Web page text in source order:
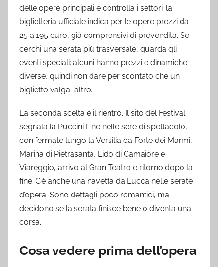
delle opere principali e controlla i settori: la
biglietteria ufficiale indica per le opere prezzi da
25 a 195 euro, già comprensivi di prevendita. Se
cerchi una serata più trasversale, guarda gli
eventi speciali: alcuni hanno prezzi e dinamiche
diverse, quindi non dare per scontato che un
biglietto valga l’altro.
La seconda scelta è il rientro. Il sito del Festival
segnala la Puccini Line nelle sere di spettacolo,
con fermate lungo la Versilia da Forte dei Marmi,
Marina di Pietrasanta, Lido di Camaiore e
Viareggio, arrivo al Gran Teatro e ritorno dopo la
fine. C’è anche una navetta da Lucca nelle serate
d’opera. Sono dettagli poco romantici, ma
decidono se la serata finisce bene o diventa una
corsa.
Cosa vedere prima dell’opera